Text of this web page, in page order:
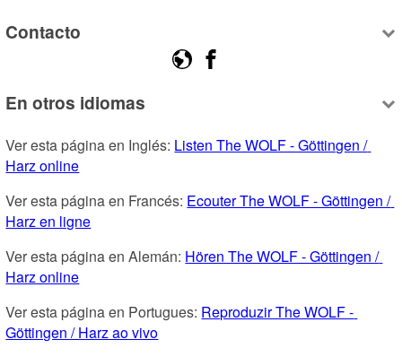
Contacto
En otros idiomas
Ver esta página en Inglés: Listen The WOLF - Göttingen /
Harz online
Ver esta página en Francés: Ecouter The WOLF - Göttingen /
Harz en ligne
Ver esta página en Alemán: Hören The WOLF - Göttingen /
Harz online
Ver esta página en Portugues: Reproduzir The WOLF -
Göttingen / Harz ao vivo